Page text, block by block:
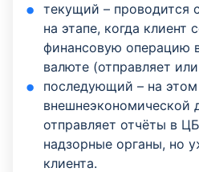
текущий – проводится
на этапе, когда клиент
финансовую операцию
валюте (отправляет
последующий – на этом
внешнеэкономической
отправляет отчёты в
надзорные органы, но
клиента.